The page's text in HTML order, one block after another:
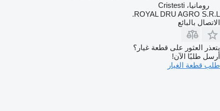
رومانيا، Cristesti
ROYAL DRU AGRO S.R.L.
الاتصال بالبائع
يتعذر العثور على قطعة غيار؟
أرسل طلبًا الآن!
طلب قطعة الغيار